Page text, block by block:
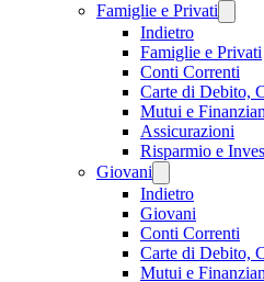
Famiglie e Privati
Indietro
Famiglie e Privati
Conti Correnti
Carte di Debito,
Mutui e
Assicurazioni
Risparmio e
Giovani
Indietro
Giovani
Conti Correnti
Carte di Debito,
Mutui e